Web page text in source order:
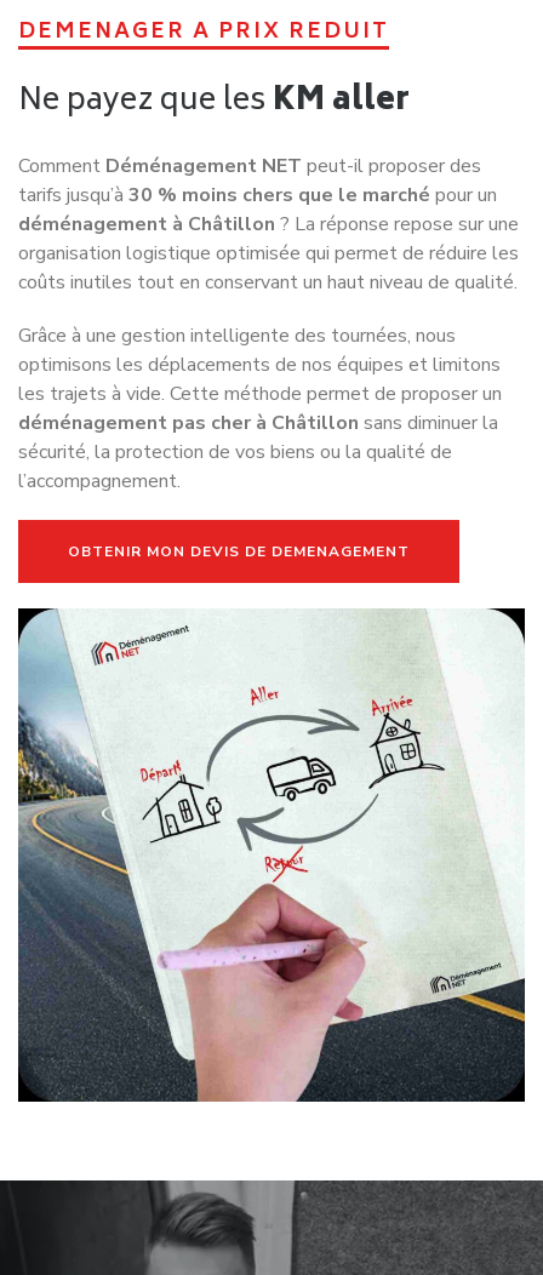
DEMENAGER A PRIX REDUIT
Ne payez que les KM aller
Comment Déménagement NET peut-il proposer des
tarifs jusqu’à 30 % moins chers que le marché pour un
déménagement à Châtillon ? La réponse repose sur une
organisation logistique optimisée qui permet de réduire les
coûts inutiles tout en conservant un haut niveau de qualité.
Grâce à une gestion intelligente des tournées, nous
optimisons les déplacements de nos équipes et limitons
les trajets à vide. Cette méthode permet de proposer un
déménagement pas cher à Châtillon sans diminuer la
sécurité, la protection de vos biens ou la qualité de
l’accompagnement.
OBTENIR MON DEVIS DE DEMENAGEMENT